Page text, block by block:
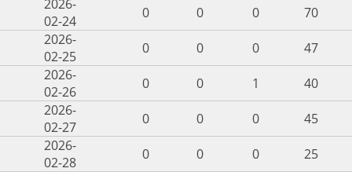
2026-
02-24
0 0 0
70
2026-
02-25
0 0 0
47
2026-
02-26
0 0 1
40
2026-
02-27
0 0 0
45
2026-
02-28
0 0 0 25